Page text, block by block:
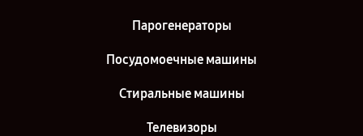
Парогенераторы
Посудомоечные машины
Стиральные машины
Телевизоры